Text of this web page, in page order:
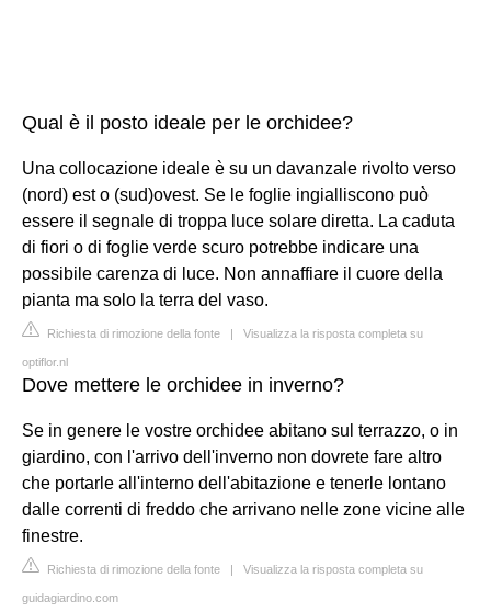
Qual è il posto ideale per le orchidee?
Una collocazione ideale è su un davanzale rivolto verso
(nord) est o (sud)ovest. Se le foglie ingialliscono può
essere il segnale di troppa luce solare diretta. La caduta
di fiori o di foglie verde scuro potrebbe indicare una
possibile carenza di luce. Non annaffiare il cuore della
pianta ma solo la terra del vaso.
Richiesta di rimozione della fonte | Visualizza la risposta completa su
optiflor.nl
Dove mettere le orchidee in inverno?
Se in genere le vostre orchidee abitano sul terrazzo, o in
giardino, con l'arrivo dell'inverno non dovrete fare altro
che portarle all'interno dell'abitazione e tenerle lontano
dalle correnti di freddo che arrivano nelle zone vicine alle
finestre.
Richiesta di rimozione della fonte | Visualizza la risposta completa su
guidagiardino.com